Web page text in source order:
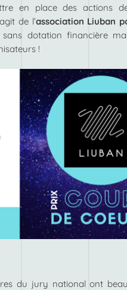
en place des actions
de l’association Liuban
dotation financière
!
du jury national ont